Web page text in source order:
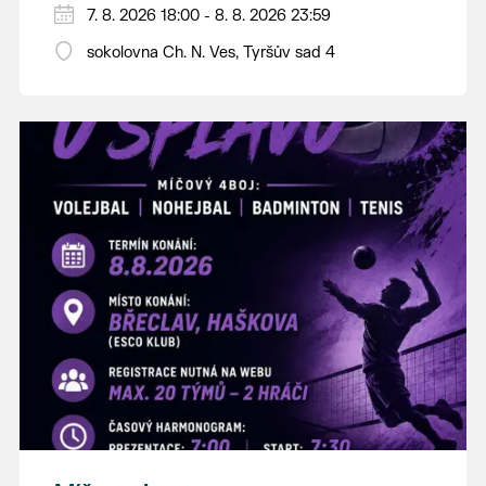
PÁTEK 7. srpna
18:00 - ruční stavění máje
14:00 - krojový průvod pro stárky od
hostince “U Buvola”
16:00 - odpolední zábava na sokolovně
21:00 - večerní zábava
K tanci a poslechu bude hrát DH
Lanžhotčané.
Těšíme se na Vás!
7. 8. 2026 18:00 - 8. 8. 2026 23:59
sokolovna Ch. N. Ves, Tyršův sad 4